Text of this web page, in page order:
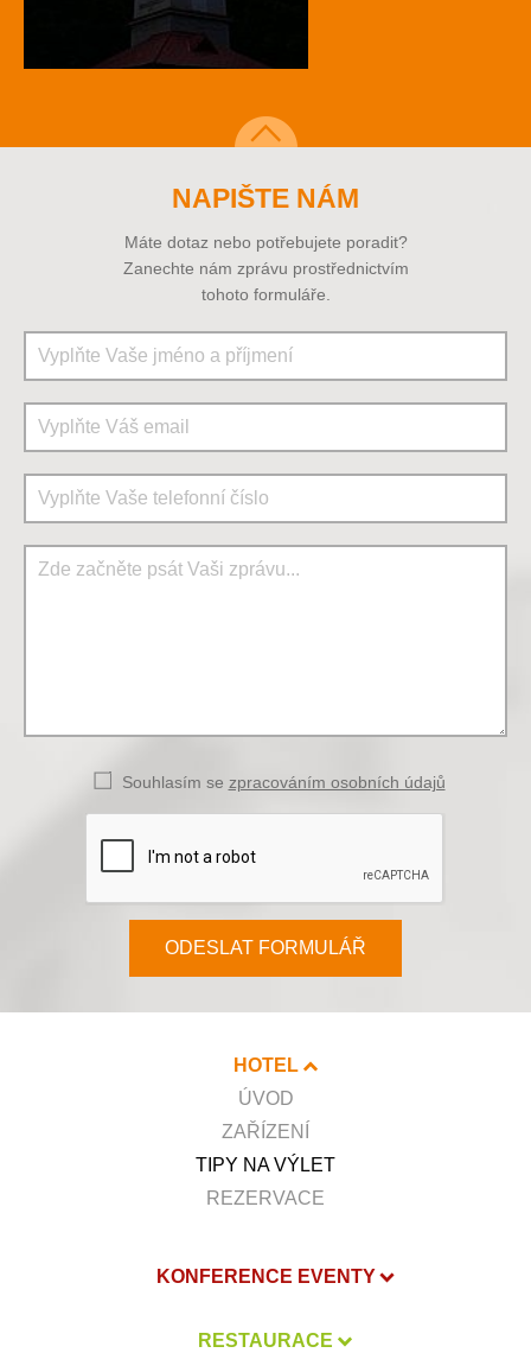
NAPIŠTE NÁM
Máte dotaz nebo potřebujete poradit?
Zanechte nám zprávu prostřednictvím
tohoto formuláře.
Souhlasím se zpracováním osobních údajů
ODESLAT FORMULÁŘ
HOTEL
ÚVOD
ZAŘÍZENÍ
TIPY NA VÝLET
REZERVACE
KONFERENCE EVENTY
RESTAURACE